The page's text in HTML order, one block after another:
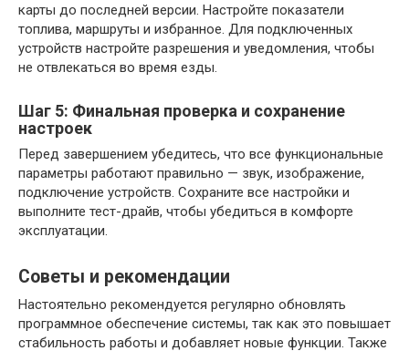
карты до последней версии. Настройте показатели
топлива, маршруты и избранное. Для подключенных
устройств настройте разрешения и уведомления, чтобы
не отвлекаться во время езды.
Шаг 5: Финальная проверка и сохранение
настроек
Перед завершением убедитесь, что все функциональные
параметры работают правильно — звук, изображение,
подключение устройств. Сохраните все настройки и
выполните тест-драйв, чтобы убедиться в комфорте
эксплуатации.
Советы и рекомендации
Настоятельно рекомендуется регулярно обновлять
программное обеспечение системы, так как это повышает
стабильность работы и добавляет новые функции. Также